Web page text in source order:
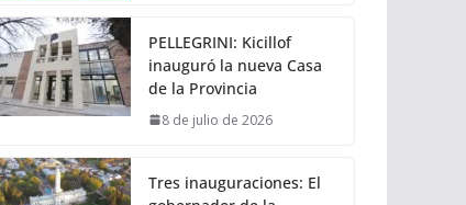
PELLEGRINI: Kicillof
inauguró la nueva Casa
de la Provincia
8 de julio de 2026
Tres inauguraciones: El